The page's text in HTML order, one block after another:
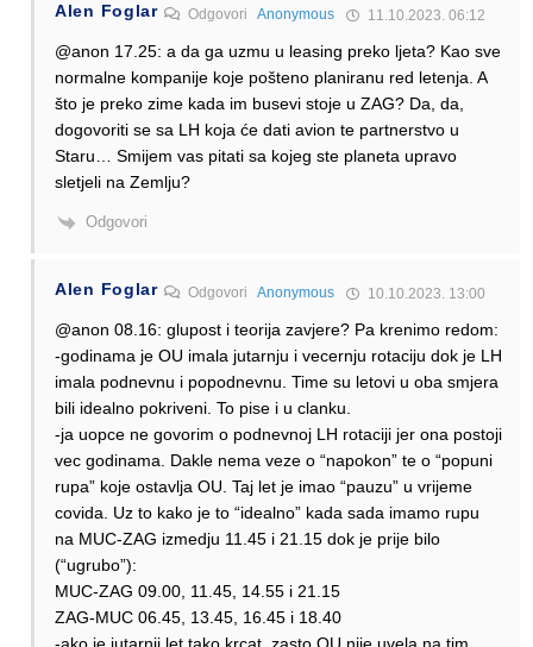
Alen Foglar Odgovori Anonymous 11.10.2023. 06:12
@anon 17.25: a da ga uzmu u leasing preko ljeta? Kao sve
normalne kompanije koje pošteno planiranu red letenja. A
što je preko zime kada im busevi stoje u ZAG? Da, da,
dogovoriti se sa LH koja će dati avion te partnerstvo u
Staru… Smijem vas pitati sa kojeg ste planeta upravo
sletjeli na Zemlju?
Odgovori
Alen Foglar Odgovori Anonymous 10.10.2023. 13:00
@anon 08.16: glupost i teorija zavjere? Pa krenimo redom:
-godinama je OU imala jutarnju i vecernju rotaciju dok je LH
imala podnevnu i popodnevnu. Time su letovi u oba smjera
bili idealno pokriveni. To pise i u clanku.
-ja uopce ne govorim o podnevnoj LH rotaciji jer ona postoji
vec godinama. Dakle nema veze o “napokon” te o “popuni
rupa” koje ostavlja OU. Taj let je imao “pauzu” u vrijeme
covida. Uz to kako je to “idealno” kada sada imamo rupu
na MUC-ZAG izmedju 11.45 i 21.15 dok je prije bilo
(“ugrubo”):
MUC-ZAG 09.00, 11.45, 14.55 i 21.15
ZAG-MUC 06.45, 13.45, 16.45 i 18.40
-ako je jutarnji let tako krcat, zasto OU nije uvela na tim